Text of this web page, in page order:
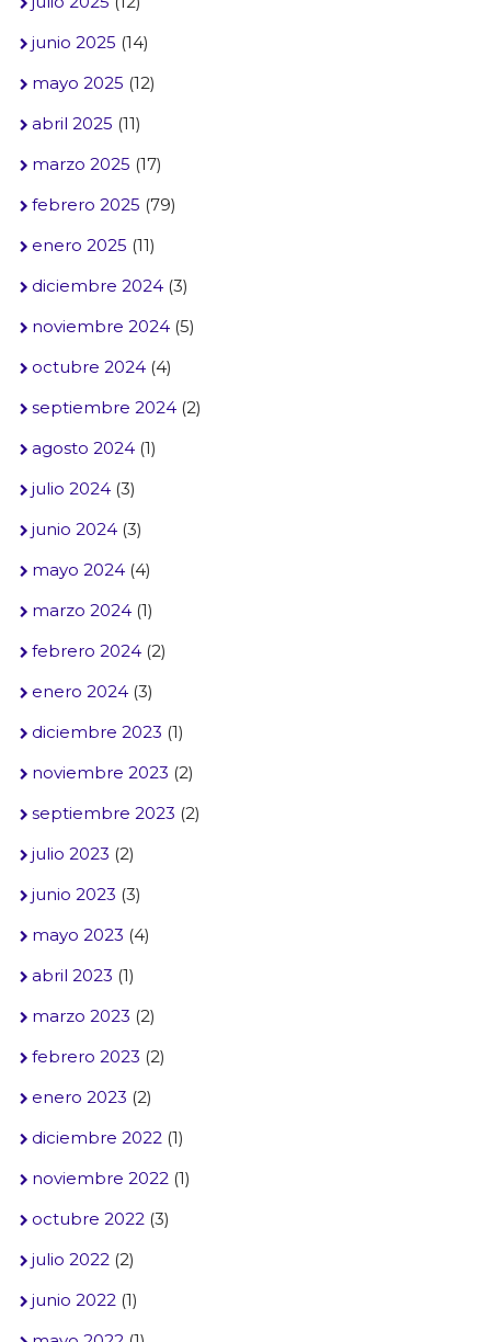
junio 2025 (14)
mayo 2025 (12)
abril 2025 (11)
marzo 2025 (17)
febrero 2025 (79)
enero 2025 (11)
diciembre 2024(3)
noviembre 2024(5)
octubre 2024(4)
septiembre 2024(2)
agosto 2024(1)
julio 2024(3)
junio 2024(3)
mayo 2024(4)
marzo 2024(1)
febrero 2024(2)
enero 2024(3)
diciembre 2023 (1)
noviembre 2023 (2)
septiembre 2023 (2)
julio 2023 (2)
junio 2023 (3)
mayo 2023 (4)
abril 2023 (1)
marzo 2023 (2)
febrero 2023 (2)
enero 2023 (2)
diciembre 2022(1)
noviembre 2022(1)
octubre 2022(3)
julio 2022(2)
junio 2022(1)